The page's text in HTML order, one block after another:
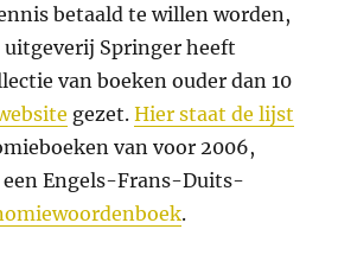
betaald te willen worden,
uitgeverij Springer heeft
van boeken ouder dan 10
gezet.Hier staat de lijst
van voor 2006,
Engels-Frans-Duits-
.